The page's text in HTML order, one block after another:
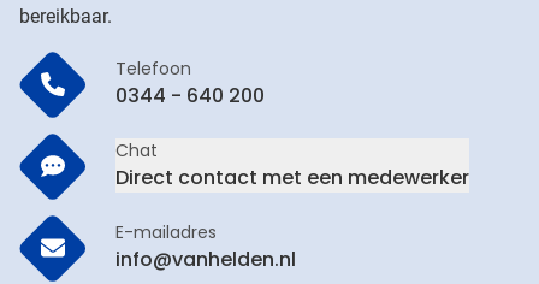
bereikbaar.
Telefoon
0344 - 640 200
Chat
Direct contact met een medewerker
E-mailadres
info@vanhelden.nl